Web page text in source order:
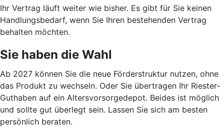
Ihr Vertrag läuft weiter wie bisher. Es gibt für Sie keinen
Handlungsbedarf, wenn Sie Ihren bestehenden Vertrag
behalten möchten.
Sie haben die Wahl
Ab 2027 können Sie die neue Förderstruktur nutzen, ohne
das Produkt zu wechseln. Oder Sie übertragen Ihr Riester-
Guthaben auf ein Altersvorsorgedepot. Beides ist möglich
und sollte gut überlegt sein. Lassen Sie sich am besten
persönlich beraten.